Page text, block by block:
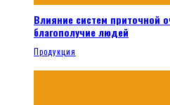
Влияние систем приточной
благополучие людей
Продукция